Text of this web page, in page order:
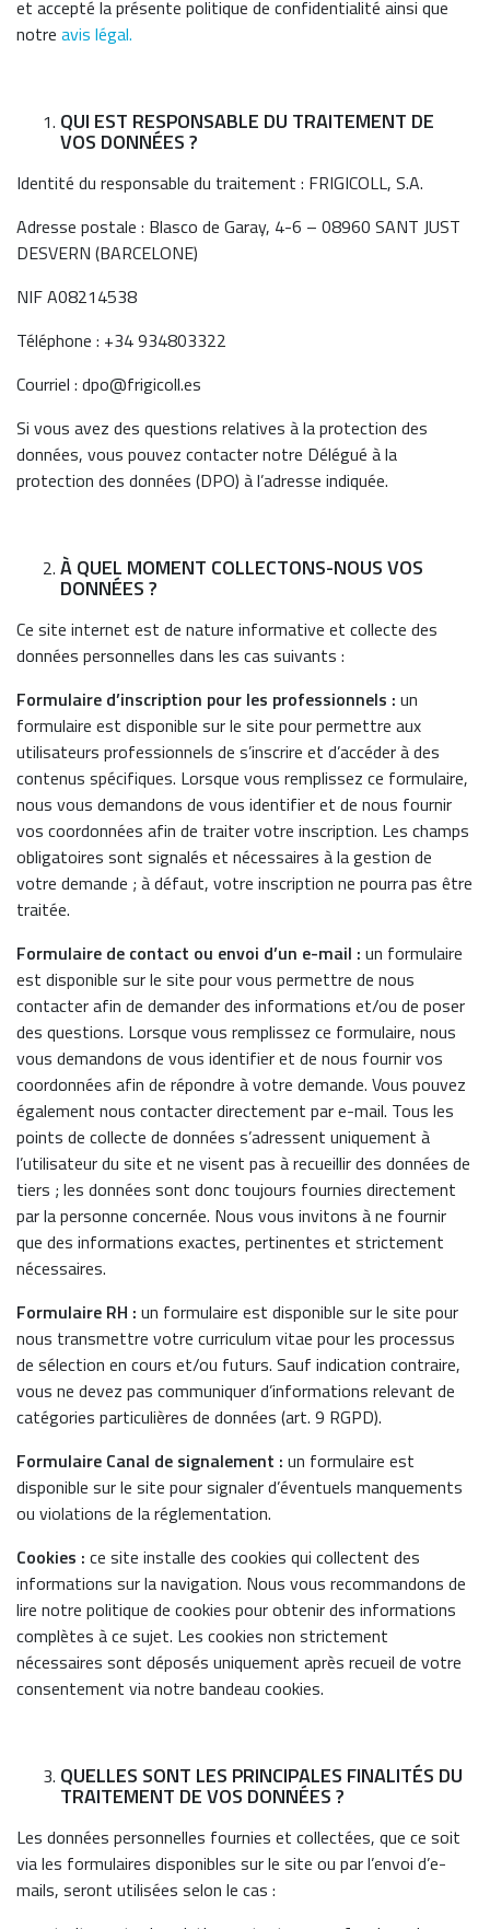
et accepté la présente politique de confidentialité ainsi que
notre avis légal.
QUI EST RESPONSABLE DU TRAITEMENT DE
VOS DONNÉES ?
Identité du responsable du traitement : FRIGICOLL, S.A.
Adresse postale : Blasco de Garay, 4-6 – 08960 SANT JUST
DESVERN (BARCELONE)
NIF A08214538
Téléphone : +34 934803322
Courriel : dpo@frigicoll.es
Si vous avez des questions relatives à la protection des
données, vous pouvez contacter notre Délégué à la
protection des données (DPO) à l’adresse indiquée.
À QUEL MOMENT COLLECTONS-NOUS VOS
DONNÉES ?
Ce site internet est de nature informative et collecte des
données personnelles dans les cas suivants :
Formulaire d’inscription pour les professionnels : un
formulaire est disponible sur le site pour permettre aux
utilisateurs professionnels de s’inscrire et d’accéder à des
contenus spécifiques. Lorsque vous remplissez ce formulaire,
nous vous demandons de vous identifier et de nous fournir
vos coordonnées afin de traiter votre inscription. Les champs
obligatoires sont signalés et nécessaires à la gestion de
votre demande ; à défaut, votre inscription ne pourra pas être
traitée.
Formulaire de contact ou envoi d’un e-mail : un formulaire
est disponible sur le site pour vous permettre de nous
contacter afin de demander des informations et/ou de poser
des questions. Lorsque vous remplissez ce formulaire, nous
vous demandons de vous identifier et de nous fournir vos
coordonnées afin de répondre à votre demande. Vous pouvez
également nous contacter directement par e-mail. Tous les
points de collecte de données s’adressent uniquement à
l’utilisateur du site et ne visent pas à recueillir des données de
tiers ; les données sont donc toujours fournies directement
par la personne concernée. Nous vous invitons à ne fournir
que des informations exactes, pertinentes et strictement
nécessaires.
Formulaire RH : un formulaire est disponible sur le site pour
nous transmettre votre curriculum vitae pour les processus
de sélection en cours et/ou futurs. Sauf indication contraire,
vous ne devez pas communiquer d’informations relevant de
catégories particulières de données (art. 9 RGPD).
Formulaire Canal de signalement : un formulaire est
disponible sur le site pour signaler d’éventuels manquements
ou violations de la réglementation.
Cookies : ce site installe des cookies qui collectent des
informations sur la navigation. Nous vous recommandons de
lire notre politique de cookies pour obtenir des informations
complètes à ce sujet. Les cookies non strictement
nécessaires sont déposés uniquement après recueil de votre
consentement via notre bandeau cookies.
QUELLES SONT LES PRINCIPALES FINALITÉS DU
TRAITEMENT DE VOS DONNÉES ?
Les données personnelles fournies et collectées, que ce soit
via les formulaires disponibles sur le site ou par l’envoi d’e-
mails, seront utilisées selon le cas :